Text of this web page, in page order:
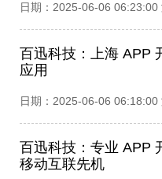
日期：2025-06-06 06:23:00
百迅科技：上海 APP
应用​
日期：2025-06-06 06:18:00
百迅科技：专业 APP
移动互联先机​